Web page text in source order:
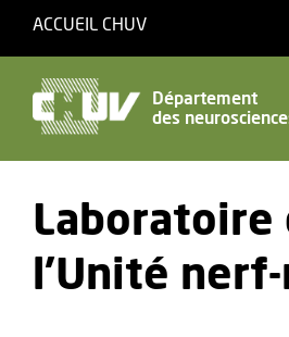
ACCUEIL CHUV
Français
Accessibilité
Département
des
Laboratoire
l'Unité nerf-